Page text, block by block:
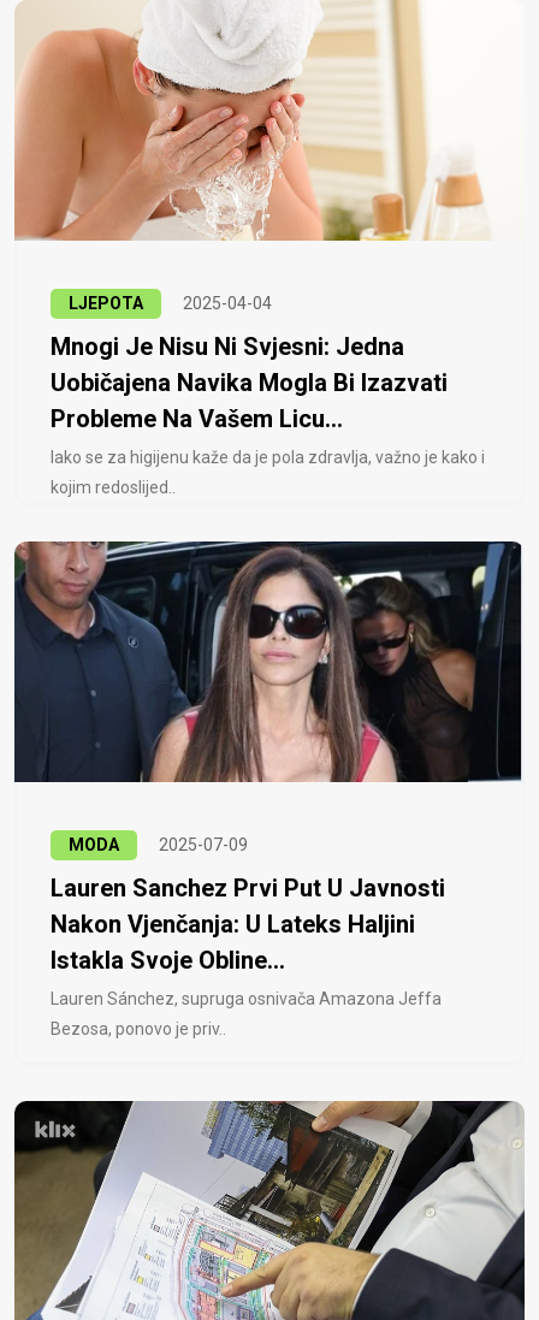
LJEPOTA 2025-04-04
Mnogi Je Nisu Ni Svjesni: Jedna
Uobičajena Navika Mogla Bi Izazvati
Probleme Na Vašem Licu...
Iako se za higijenu kaže da je pola zdravlja, važno je kako i
kojim redoslijed..
MODA 2025-07-09
Lauren Sanchez Prvi Put U Javnosti
Nakon Vjenčanja: U Lateks Haljini
Istakla Svoje Obline...
Lauren Sánchez, supruga osnivača Amazona Jeffa
Bezosa, ponovo je priv..